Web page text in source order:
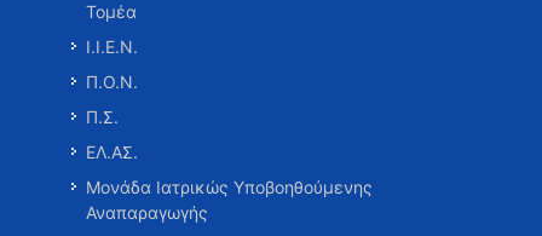
Τομέα
Ι.Ι.Ε.Ν.
Π.Ο.Ν.
Π.Σ.
ΕΛ.ΑΣ.
Μονάδα Ιατρικώς Υποβοηθούμενης
Αναπαραγωγής